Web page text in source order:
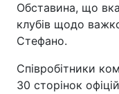
Обставина, що
клубів щодо
Стефано.
Співробітники
30 сторінок